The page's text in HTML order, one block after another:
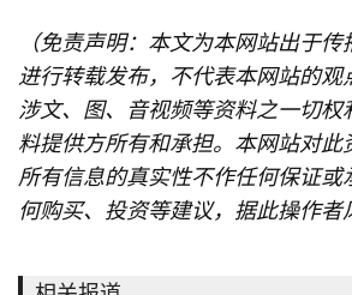
（免责声明：本文为本网站出于
进行转载发布，不代表本网站的观
涉文、图、音视频等资料之一切权
料提供方所有和承担。本网站对此
所有信息的真实性不作任何保证或
何购买、投资等建议，据此操作者